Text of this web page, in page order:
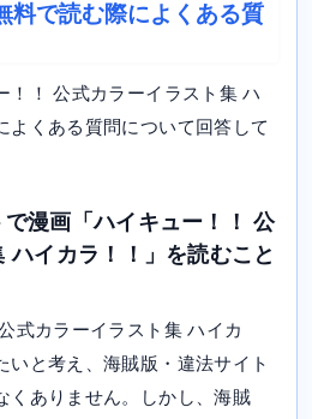
料で読む際によくある質
！！ 公式カラーイラスト集 ハ
よくある質問について回答して
漫画「ハイキュー！！ 公
ハイカラ！！」を読むこと
式カラーイラスト集 ハイカ
いと考え、海賊版・違法サイト
くありません。しかし、海賊